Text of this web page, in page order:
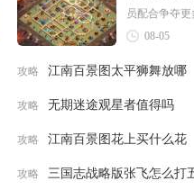
员配合争夺更
08-05
攻略 江南百景图太平狮舞放哪
攻略 无期迷途观星者值得吗
攻略 江南百景图花上买什么花
攻略 三国志战略版张飞怎么打